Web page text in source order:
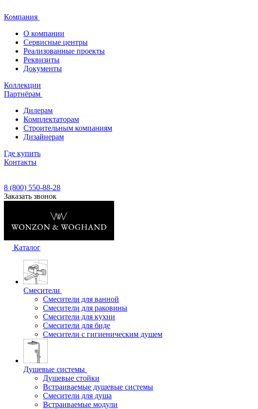
Компания
О компании
Сервисные центры
Реализованные проекты
Реквизиты
Документы
Коллекции
Партнёрам
Дилерам
Комплектаторам
Строительным компаниям
Дизайнерам
Где купить
Контакты
8 (800) 550-88-28
Заказать звонок
Каталог
Смесители
Смесители для ванной
Смесители для раковины
Смесители для кухни
Смесители для биде
Смесители с гигиеническим душем
Душевые системы
Душевые стойки
Встраиваемые душевые системы
Смесители для душа
Встраиваемые модули